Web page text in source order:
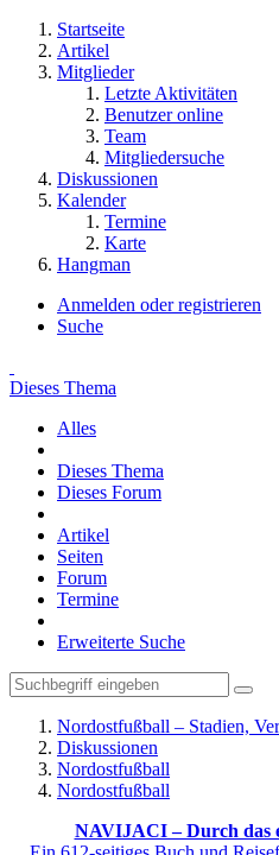
Startseite
Artikel
Mitglieder
Letzte Aktivitäten
Benutzer online
Team
Mitgliedersuche
Diskussionen
Kalender
Termine
Karte
Hangman
Anmelden oder registrieren
Suche
Dieses Thema
Alles
Dieses Thema
Dieses Forum
Artikel
Seiten
Forum
Termine
Erweiterte Suche
Nordostfußball – Stadien,
Diskussionen
Nordostfußball
Nordostfußball
NAVIJACI – Durch das